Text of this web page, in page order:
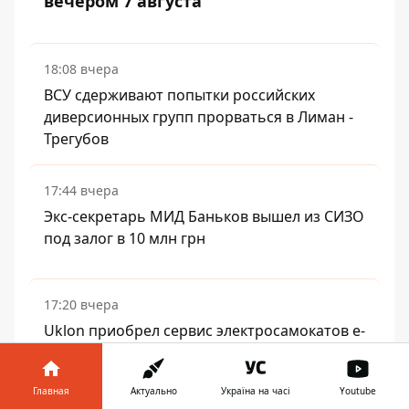
18:08 вчера
ВСУ сдерживают попытки российских
диверсионных групп прорваться в Лиман -
Трегубов
17:44 вчера
Экс-секретарь МИД Баньков вышел из СИЗО
под залог в 10 млн грн
17:20 вчера
Uklon приобрел сервис электросамокатов e-
Главная Актуально Україна на часі Youtube